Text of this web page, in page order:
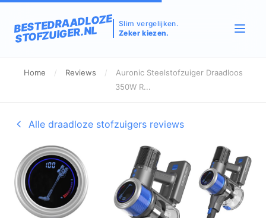
BESTEDRAADLOZE
STOFZUIGER.NL
Slim vergelijken.
Zeker kiezen.
Home / Reviews /
Auronic Steelstofzuiger Draadloos
350W R...
Alle draadloze stofzuigers reviews